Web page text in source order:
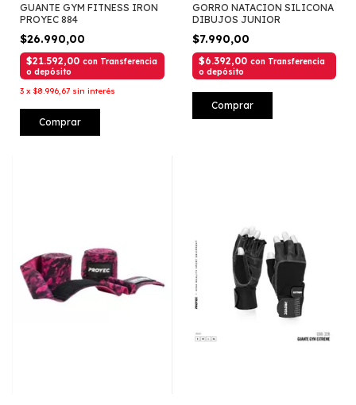
GUANTE GYM FITNESS IRON
PROYEC 884
$26.990,00
$21.592,00 con Transferencia
o depósito
3 x $8.996,67 sin interés
Comprar
GORRO NATACION SILICONA
DIBUJOS JUNIOR
$7.990,00
$6.392,00 con Transferencia
o depósito
Comprar